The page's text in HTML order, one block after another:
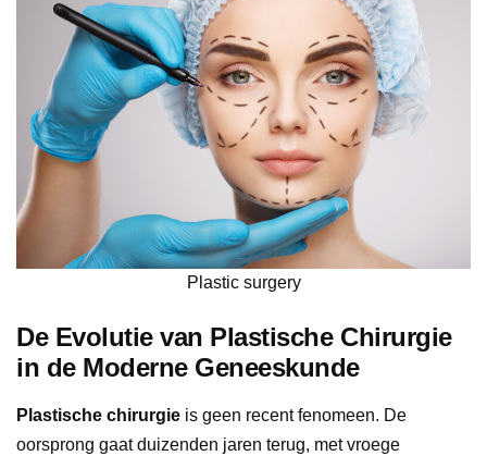
Plastic surgery
De Evolutie van Plastische Chirurgie
in de Moderne Geneeskunde
Plastische chirurgie is geen recent fenomeen. De
oorsprong gaat duizenden jaren terug, met vroege